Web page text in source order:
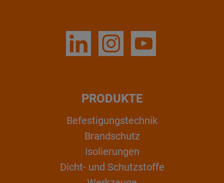
PRODUKTE
Befestigungstechnik
Brandschutz
Isolierungen
Dicht- und Schutzstoffe